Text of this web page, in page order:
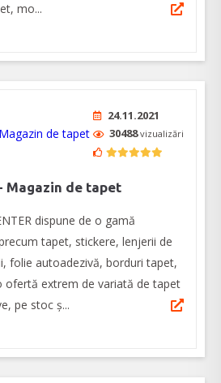
mo...
24.11.2021
30488vizualizări
Magazin de tapet
dispune de o gamă
tapet, stickere, lenjerii de
folie autoadezivă, borduri tapet,
ofertă extrem de variată de tapet
pe stoc ș...